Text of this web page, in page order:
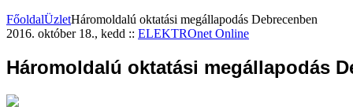
FőoldalÜzletHáromoldalú oktatási megállapodás Debrecenben
2016. október 18., kedd :: ELEKTROnet Online
Háromoldalú oktatási megállapodás